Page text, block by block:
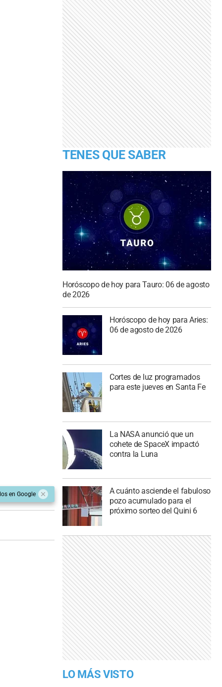
en Google
TENES QUE SABER
Horóscopo de hoy para Tauro: 06 de agosto
de 2026
Horóscopo de hoy para Aries:
06 de agosto de 2026
Cortes de luz programados
para este jueves en Santa Fe
La NASA anunció que un
cohete de SpaceX impactó
contra la Luna
A cuánto asciende el fabuloso
pozo acumulado para el
próximo sorteo del Quini 6
LO MÁS VISTO